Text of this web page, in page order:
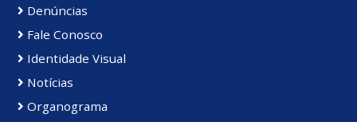
Denúncias
Fale Conosco
Identidade Visual
Notícias
Organograma